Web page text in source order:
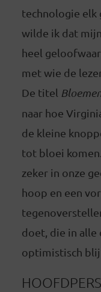
technologie elk
wilde ik dat
heel
met wie de
De titel
naar hoe
de kleine
tot bloei
zeker in onze
hoop en een
doet, die in
optimistisch